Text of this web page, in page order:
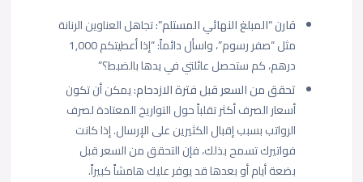
قارن “المبلغ النهائي المستلم”:تجاهل العناوين الرنانة
مثل “صفر رسوم”، واسأل دائماً: “إذا أعطيتكم 1,000
درهم، كم ستحصل عائلتي في يدها بالضبط؟”
تحقق من السعر قبل فترة الازدحام:يمكن أن تكون
أسعار الصرف أكثر تقلباً حول التواريخ المعتادة لصرف
الرواتب بسبب إقبال الكثيرين على الإرسال. إذا كانت
فواتيرك تسمح بذلك، فإن التحقق من السعر قبل
بضعة أيام أو بعدها قد يوفر عليك هامشاً كبيراً.